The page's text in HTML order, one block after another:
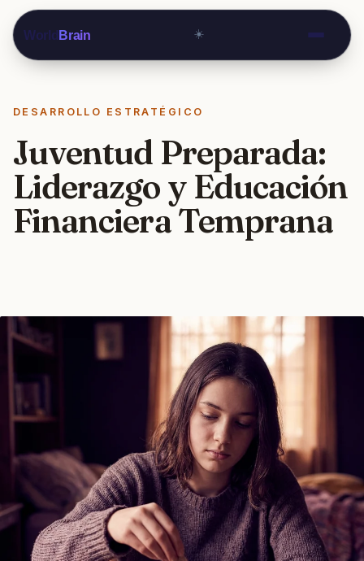
World Brain ☀️
DESARROLLO ESTRATÉGICO
Juventud Preparada:
Liderazgo y Educación
Financiera Temprana